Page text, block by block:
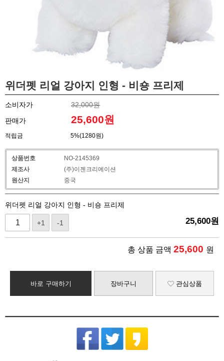
위더펫 리얼 강아지 인형 - 비숑 프리제
소비자가
32,000원
판매가
25,600원
적립금 5%(1280원)
상품번호
NO-2145369
제조사
(주)이젠크리에이션
원산지
중국
위더펫 리얼 강아지 인형 - 비숑 프리제
+1 -1 25,600원
총 상품 금액 25,600 원
바로 구매하기 장바구니 관심상품